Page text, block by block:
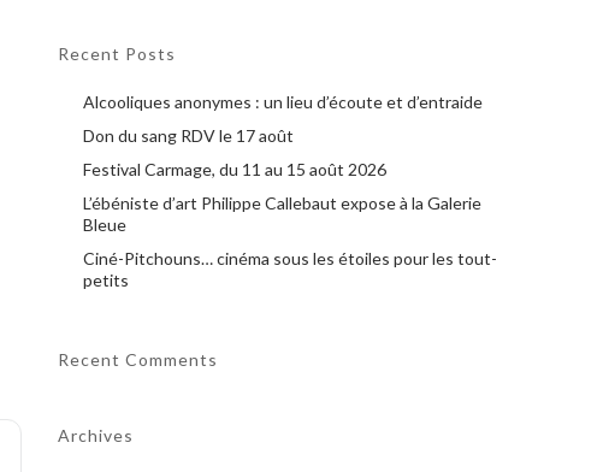
Recent Posts
Alcooliques anonymes : un lieu d’écoute et d’entraide
Don du sang RDV le 17 août
Festival Carmage, du 11 au 15 août 2026
L’ébéniste d’art Philippe Callebaut expose à la Galerie
Bleue
Ciné-Pitchouns… cinéma sous les étoiles pour les tout-
petits
Recent Comments
Archives